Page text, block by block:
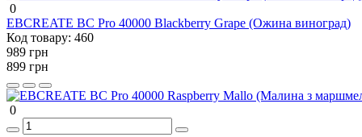
0
EBCREATE BC Pro 40000 Blackberry Grape (Ожина виноград)
Код товару: 460
989 грн
899 грн
0